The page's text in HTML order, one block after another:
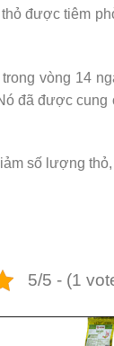
được tiêm
vòng 14
đã được cung
số lượng
5/5 - (1